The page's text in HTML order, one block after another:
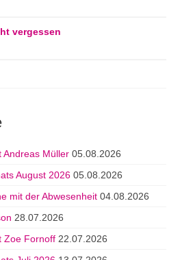
vergessen
Andreas Müller 05.08.2026
August 2026 05.08.2026
mit der Abwesenheit 04.08.2026
28.07.2026
Zoe Fornoff 22.07.2026